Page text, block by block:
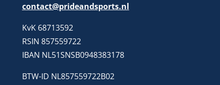
contact@prideandsports.nl
KvK 68713592
RSIN 857559722
IBAN NL51SNSB0948383178
BTW-ID NL857559722B02